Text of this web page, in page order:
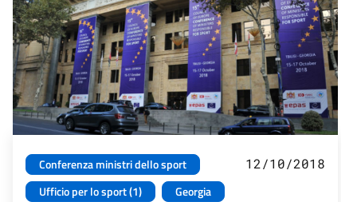
Conferenza ministri dello sport
Ufficio per lo sport (1)
Georgia
12/10/2018